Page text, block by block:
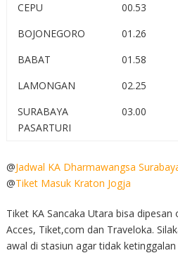
CEPU
00.53
BOJONEGORO
01.26
BABAT
01.58
LAMONGAN
02.25
SURABAYA
PASARTURI
03.00
@Jadwal KA Dharmawangsa
@Tiket Masuk Kraton Jogja
Tiket KA Sancaka Utara bisa dipesan
Acces, Tiket,com dan Traveloka.
awal di stasiun agar tidak